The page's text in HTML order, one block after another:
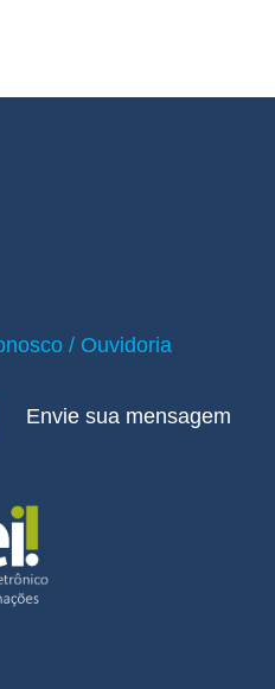
/ Ouvidoria
Envie sua mensagem